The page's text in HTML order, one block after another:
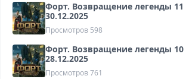
Форт. Возвращение легенды 11
30.12.2025
Просмотров 598
Форт. Возвращение легенды 10
28.12.2025
Просмотров761